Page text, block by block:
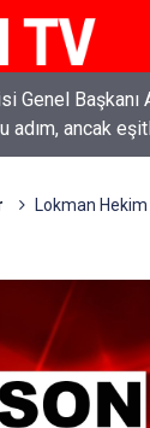
Genel Başkanı
adım, ancak
Lokman